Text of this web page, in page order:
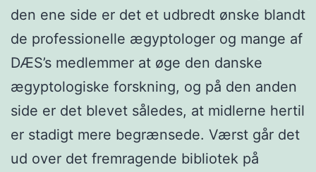
den ene side er det et udbredt ønske blandt
de professionelle ægyptologer og mange af
DÆS’s medlemmer at øge den danske
ægyptologiske forskning, og på den anden
side er det blevet således, at midlerne hertil
er stadigt mere begrænsede. Værst går det
ud over det fremragende bibliotek på